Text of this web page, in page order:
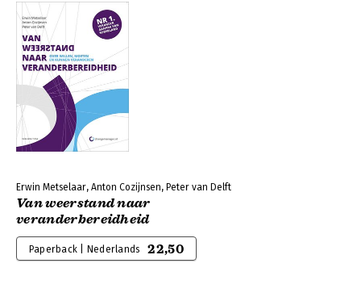
Erwin Metselaar, Anton Cozijnsen, Peter van Delft
Van weerstand naar
veranderbereidheid
Paperback | Nederlands 22,50